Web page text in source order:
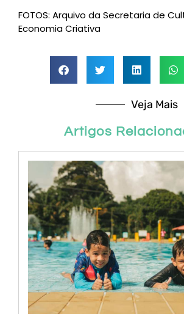
FOTOS: Arquivo da Secretaria de
Economia Criativa
Veja Mais
Artigos